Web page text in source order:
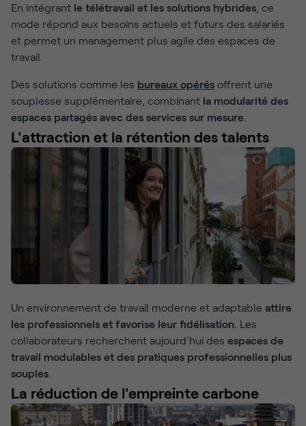
En intégrant le télétravail et les solutions hybrides, ce
mode répond aux besoins actuels et futurs des salariés
et permet un management plus agile des espaces de
travail.
Des solutions comme les bureaux opérés offrent une
souplesse supplémentaire, combinant la modularité des
espaces partagés avec des services sur mesure
L'attraction et la rétention des talents
Un environnement de travail moderne et adaptable attire
les professionnels et favorise leur fidélisation . Les
collaborateurs recherchent aujourd’hui des espaces de
travail modulables et des pratiques professionnelles plus
souples
La réduction de l'empreinte carbone